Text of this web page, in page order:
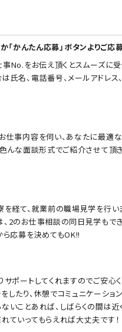
かんたん応募」ボタンよりご応
No.をお伝え頂くとスムーズに受
氏名、電話番号、メールアドレ
仕事内容を伺い、あなたに最適
んな面談形式でご紹介させて頂
を経て、就業前の職場見学を行い
2のお仕事相談の同日見学もでき
ら応募を決めてもOK!!
サポートしてくれますのでご安心く
したり、休憩でコミュニケーション
いことあれば、しばらくの間は近
ていってもらえれば大丈夫です！